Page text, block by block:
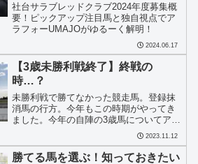
社台サラブレッドクラブ2024年度募集概
要！ピックアップ注目馬と独自視点でア
ラフォーUMAJOがゆるーく解明！
2024.06.17
【3歳未勝利戦終了】終戦の
時…？
未勝利戦で勝てなかった競走馬。登録抹
消馬の行方。今年もこの時期がやってき
ました。今年の自陣の3歳馬についてアラ
フォーUMAJOがゆる～く、楽しみなが
2023.11.12
勝てる馬を選ぶ！知っておきたい